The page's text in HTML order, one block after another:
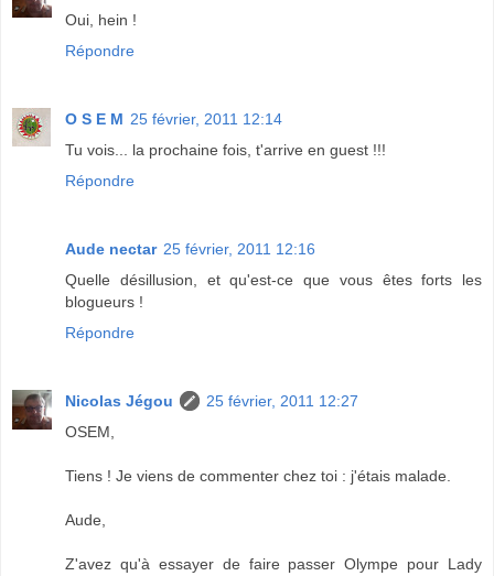
Oui, hein !
Répondre
O S E M 25 février, 2011 12:14
Tu vois... la prochaine fois, t'arrive en guest !!!
Répondre
Aude nectar 25 février, 2011 12:16
Quelle désillusion, et qu'est-ce que vous êtes forts les
blogueurs !
Répondre
Nicolas Jégou
25 février, 2011 12:27
OSEM,
Tiens ! Je viens de commenter chez toi : j'étais malade.
Aude,
Z'avez qu'à essayer de faire passer Olympe pour Lady